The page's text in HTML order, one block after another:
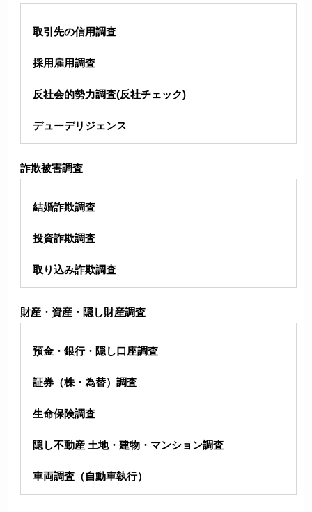
取引先の信用調査
採用雇用調査
反社会的勢力調査(反社チェック)
デューデリジェンス
詐欺被害調査
結婚詐欺調査
投資詐欺調査
取り込み詐欺調査
財産・資産・隠し財産調査
預金・銀行・隠し口座調査
証券（株・為替）調査
生命保険調査
隠し不動産 土地・建物・マンション調査
車両調査（自動車執行）